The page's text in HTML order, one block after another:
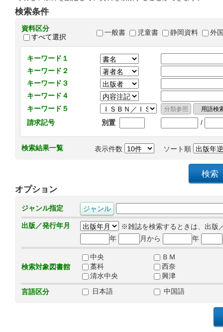
検索条件
資料区分
すべて選択
一般書 児童書 静岡資料 外
キーワード１
キーワード２
キーワード３
キーワード４
キーワード５
請求記号
別置 /
検索結果一覧 表示件数 ソート順
オプション
ジャンル指定
出版／発行年月
※雑誌を検索するときは、出版
年
月から 年
検索対象図書館
中央
ＢＭ
藁科
西奈
清水中央
興津
言語区分
日本語 中国語